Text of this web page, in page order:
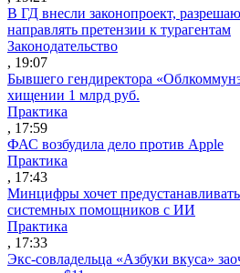
В ГД внесли законопроект,
направлять претензии к турагентам
Законодательство
, 19:07
Бывшего гендиректора
хищении 1 млрд руб.
Практика
, 17:59
ФАС возбудила дело против Apple
Практика
, 17:43
Минцифры хочет
системных помощников с ИИ
Практика
, 17:33
Экс-совладельца «Азбуки вкуса»